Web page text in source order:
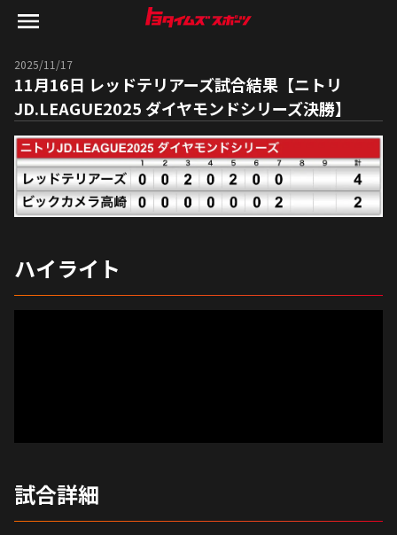
2025/11/17
11月16日 レッドテリアーズ試合結果【ニトリ
JD.LEAGUE2025 ダイヤモンドシリーズ決勝】
ハイライト
試合詳細